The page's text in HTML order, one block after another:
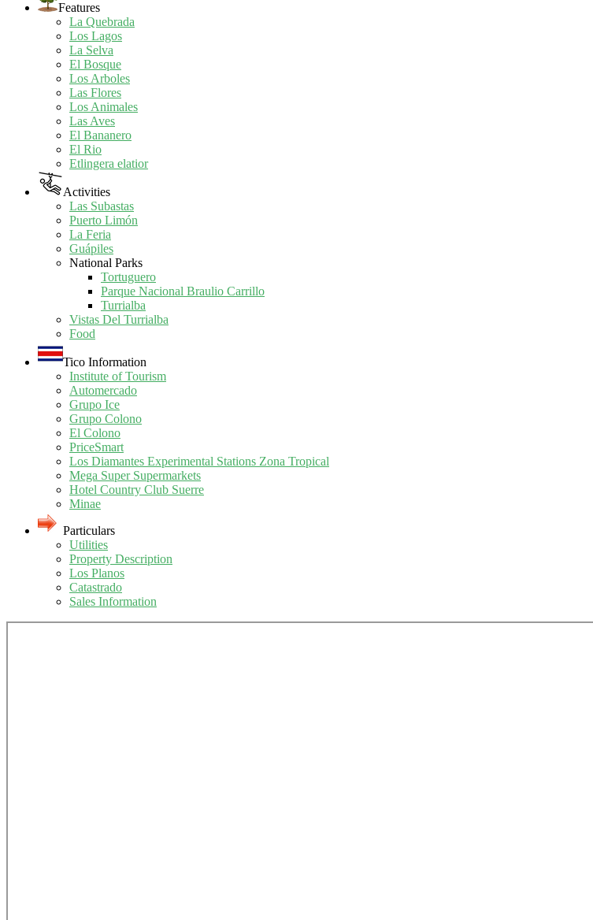
Features
La Quebrada
Los Lagos
La Selva
El Bosque
Los Arboles
Las Flores
Los Animales
Las Aves
El Bananero
El Rio
Etlingera elatior
Activities
Las Subastas
Puerto Limón
La Feria
Guápiles
National Parks
Tortuguero
Parque Nacional Braulio Carrillo
Turrialba
Vistas Del Turrialba
Food
Tico Information
Institute of Tourism
Automercado
Grupo Ice
Grupo Colono
El Colono
PriceSmart
Los Diamantes Experimental Stations Zona Tropical
Mega Super Supermarkets
Hotel Country Club Suerre
Minae
Particulars
Utilities
Property Description
Los Planos
Catastrado
Sales Information